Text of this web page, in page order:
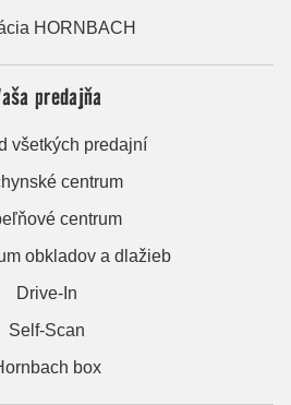
HORNBACH
predajňa
všetkých predajní
centrum
centrum
obkladov a dlažieb
Drive-In
Self-Scan
box